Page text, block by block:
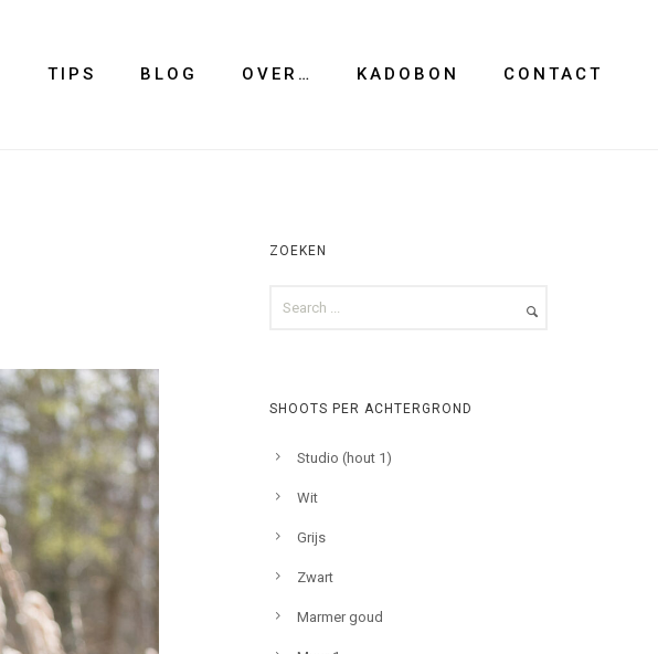
TIPS BLOG OVER… KADOBON CONTACT
ZOEKEN
SHOOTS PER ACHTERGROND
Studio (hout 1)
Wit
Grijs
Zwart
Marmer goud